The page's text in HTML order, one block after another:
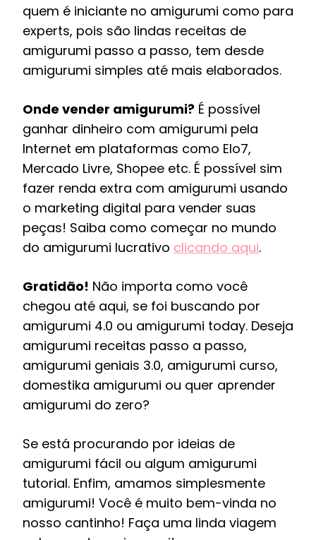
quem é iniciante no amigurumi como para
experts, pois são lindas receitas de
amigurumi passo a passo, tem desde
amigurumi simples até mais elaborados.
Onde vender amigurumi? É possível
ganhar dinheiro com amigurumi pela
Internet em plataformas como Elo7,
Mercado Livre, Shopee etc. É possível sim
fazer renda extra com amigurumi usando
o marketing digital para vender suas
peças! Saiba como começar no mundo
do amigurumi lucrativo clicando aqui.
Gratidão! Não importa como você
chegou até aqui, se foi buscando por
amigurumi 4.0 ou amigurumi today. Deseja
amigurumi receitas passo a passo,
amigurumi geniais 3.0, amigurumi curso,
domestika amigurumi ou quer aprender
amigurumi do zero?
Se está procurando por ideias de
amigurumi fácil ou algum amigurumi
tutorial. Enfim, amamos simplesmente
amigurumi! Você é muito bem-vinda no
nosso cantinho! Faça uma linda viagem